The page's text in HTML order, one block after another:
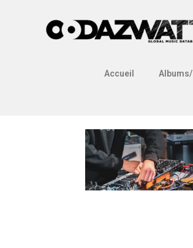
Accueil